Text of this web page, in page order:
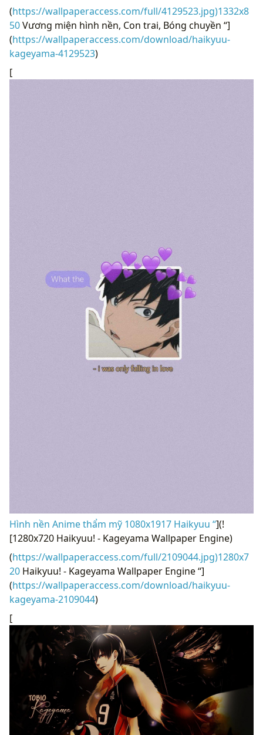
(https://wallpaperaccess.com/full/4129523.jpg)1332x8
50Vương miện hình nền, Con trai, Bóng chuyền “]
(https://wallpaperaccess.com/download/haikyuu-
kageyama-4129523)
[
Hình nền Anime thẩm mỹ 1080x1917 Haikyuu “](!
[1280x720 Haikyuu! - Kageyama Wallpaper Engine)
(https://wallpaperaccess.com/full/2109044.jpg)1280x7
20 Haikyuu! - Kageyama Wallpaper Engine “]
(https://wallpaperaccess.com/download/haikyuu-
kageyama-2109044)
[